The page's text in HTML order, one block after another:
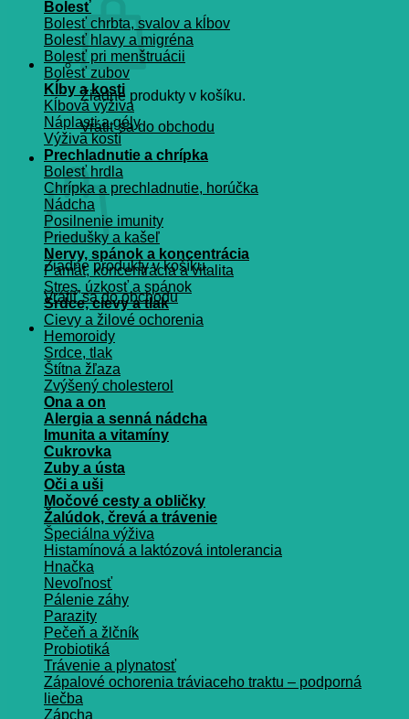
Žiadne produkty v košíku.
Vrátiť sa do obchodu
Košík
Žiadne produkty v košíku.
Vrátiť sa do obchodu
Bolesť
Bolesť chrbta, svalov a kĺbov
Bolesť hlavy a migréna
Bolesť pri menštruácii
Bolesť zubov
Kĺby a kosti
Kĺbová výživa
Náplasti a gély
Výživa kostí
Prechladnutie a chrípka
Bolesť hrdla
Chrípka a prechladnutie, horúčka
Nádcha
Posilnenie imunity
Priedušky a kašeľ
Nervy, spánok a koncentrácia
Pamät, koncentrácia a vitalita
Stres, úzkosť a spánok
Srdce, cievy a tlak
Cievy a žilové ochorenia
Hemoroidy
Srdce, tlak
Štítna žľaza
Zvýšený cholesterol
Ona a on
Alergia a senná nádcha
Imunita a vitamíny
Cukrovka
Zuby a ústa
Oči a uši
Močové cesty a obličky
Žalúdok, črevá a trávenie
Špeciálna výživa
Histamínová a laktózová intolerancia
Hnačka
Nevoľnosť
Pálenie záhy
Parazity
Pečeň a žlčník
Probiotiká
Trávenie a plynatosť
Zápalové ochorenia tráviaceho traktu – podporná
liečba
Zápcha